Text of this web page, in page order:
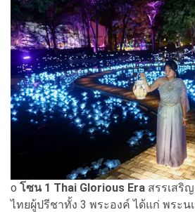
o โซน 1 Thai Glorious Era สรรเสริ
ไทยผู้ปรีชาทั้ง 3 พระองค์ ได้แก่ พระน